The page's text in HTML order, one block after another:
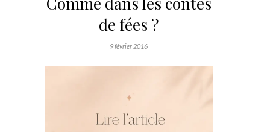
de fées ?
9 février 2016